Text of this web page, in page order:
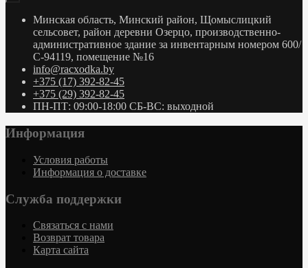
Минская область, Минский район, Щомыслицкий
сельсовет, район деревни Озерцо, производственно-
административное здание за инвентарным номером 600/
С-94119, помещение №16
info@racxodka.by
+375 (17) 392-82-45
+375 (29) 392-82-45
ПН-ПТ: 09:00-18:00 СБ-ВС: выходной
Информация
Условия работы
Информация о доставке
Служба поддержки
Связаться с нами
Возврат товара
Карта сайта